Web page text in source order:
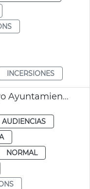
INCERSIONES
Inversiones mes de mayo Ayuntamiento València
NORMAL